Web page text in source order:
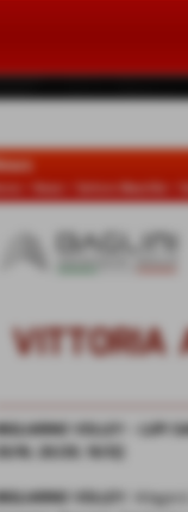
News Settore Maschile
VITTORIA
VOLLEY - LUPI
16; 20/25; 15/12)
VOLLEY: